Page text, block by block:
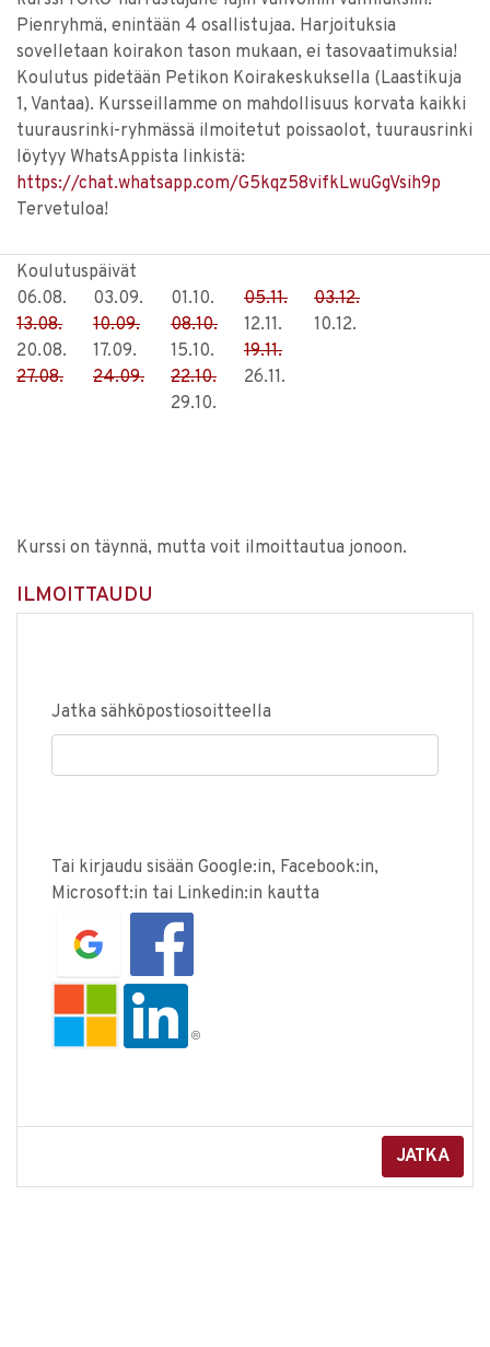
Pienryhmä, enintään 4 osallistujaa. Harjoituksia
sovelletaan koirakon tason mukaan, ei tasovaatimuksia!
Koulutus pidetään Petikon Koirakeskuksella (Laastikuja
1, Vantaa). Kursseillamme on mahdollisuus korvata kaikki
tuurausrinki-ryhmässä ilmoitetut poissaolot, tuurausrinki
löytyy WhatsAppista linkistä:
https://chat.whatsapp.com/G5kqz58vifkLwuGgVsih9p
Tervetuloa!
Koulutuspäivät
06.08.
13.08.
20.08.
27.08.
03.09.
10.09.
17.09.
24.09.
01.10.
08.10.
15.10.
22.10.
29.10.
05.11.
12.11.
19.11.
26.11.
03.12.
10.12.
Kurssi on täynnä, mutta voit ilmoittautua jonoon.
ILMOITTAUDU
Jatka sähköpostiosoitteella
Tai kirjaudu sisään Google:in, Facebook:in,
Microsoft:in tai Linkedin:in kautta
JATKA